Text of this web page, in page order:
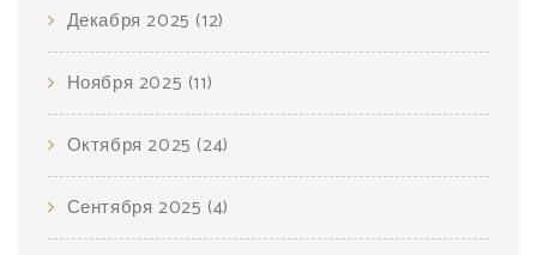
Декабря 2025 (12)
Ноября 2025 (11)
Октября 2025 (24)
Сентября 2025 (4)